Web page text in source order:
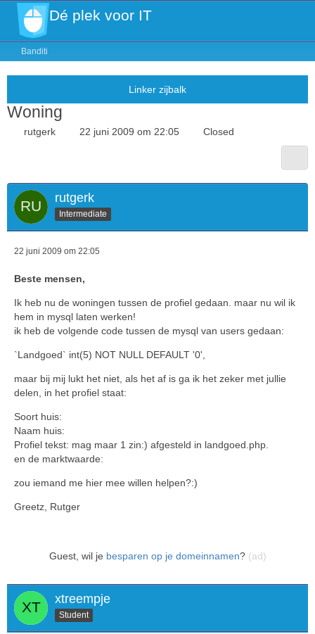
Dé plek voor IT
Banditi
Woning
rutgerk 22 juni 2009 om 22:05 Closed
rutgerk
Intermediate
22 juni 2009 om 22:05
Beste mensen,
Ik heb nu de woningen tussen de profiel gedaan. maar nu wil ik
hem in mysql laten werken!
ik heb de volgende code tussen de mysql van users gedaan:
`Landgoed` int(5) NOT NULL DEFAULT '0',
maar bij mij lukt het niet, als het af is ga ik het zeker met jullie
delen, in het profiel staat:
Soort huis:
Naam huis:
Profiel tekst: mag maar 1 zin:) afgesteld in landgoed.php.
en de marktwaarde:
zou iemand me hier mee willen helpen?:)
Greetz, Rutger
Guest, wil je besparen op je domeinnamen? (ad)
xtreempje
Student